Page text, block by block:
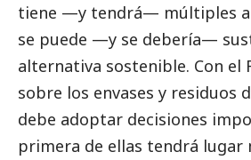
tiene —y tendrá— múltiples
se puede —y se debería—
alternativa sostenible. Con el
sobre los envases y residuos
debe adoptar decisiones
primera de ellas tendrá lugar